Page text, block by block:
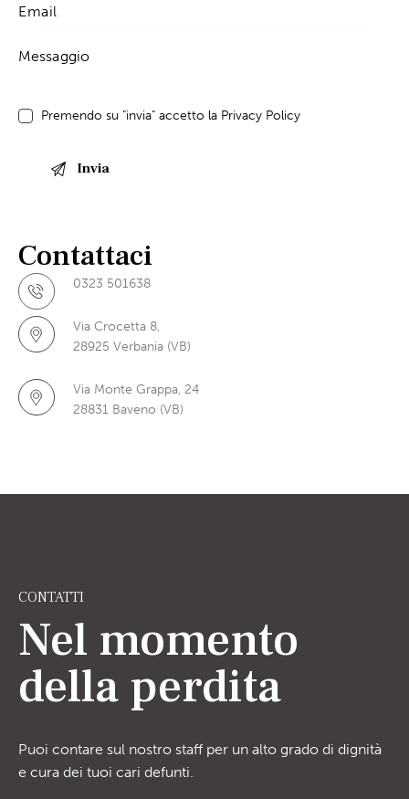
Premendo su "invia" accetto la Privacy Policy
Contattaci
0323 501638
Via Crocetta 8,
28925 Verbania (VB)
Via Monte Grappa, 24
28831 Baveno (VB)
CONTATTI
Nel momento
della perdita
Puoi contare sul nostro staff per un alto grado di dignità
e cura dei tuoi cari defunti.